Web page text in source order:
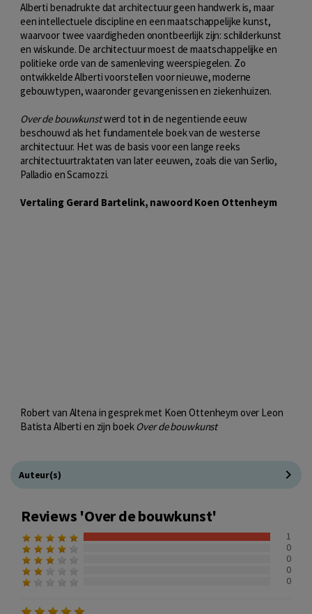
Alberti benadrukte dat architectuur geen handwerk is, maar
een intellectuele discipline en een maatschappelijke kunst,
waarvoor twee vaardigheden onontbeerlijk zijn: schilderkunst
en wiskunde. De architectuur moest de maatschappelijke en
politieke orde van de samenleving weerspiegelen. Zo
ontwikkelde Alberti voorstellen voor nieuwe, moderne
gebouwtypen, waaronder gevangenissen en ziekenhuizen.
Over de bouwkunstwerd tot in de negentiende eeuw
beschouwd als het fundamentele boek van de westerse
architectuur. Het was de basis voor een lange reeks
architectuurtraktaten van later eeuwen, zoals die van Serlio,
Palladio en Scamozzi.
Vertaling Gerard Bartelink, nawoord Koen Ottenheym
Robert van Altena in gesprek met Koen Ottenheym over Leon
Batista Alberti en zijn boekOver de bouwkunst
Auteur(s)
Reviews 'Over de bouwkunst'
1
0
0
0
0